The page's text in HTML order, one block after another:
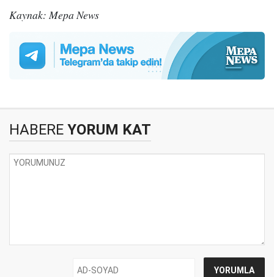
Kaynak: Mepa News
HABERE YORUM KAT